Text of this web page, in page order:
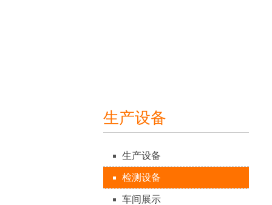
生产设备
生产设备
检测设备
车间展示